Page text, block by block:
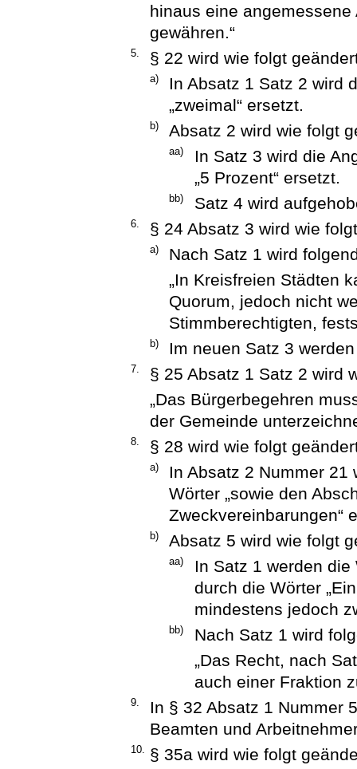
hinaus eine
gewähren.“
5. § 22 wird wie folgt
a)
In Absatz 1 Satz 2 wird
„zweimal“ ersetzt.
b) Absatz 2 wird wie folgt
aa)
In Satz 3 wird die
„5 Prozent“ ersetzt.
bb) Satz 4 wird
6. § 24 Absatz 3 wird wie
a)
Nach Satz 1 wird
„In Kreisfreien Städten
Quorum, jedoch nicht
Stimmberechtigten,
b) Im neuen Satz 3
7.
§ 25 Absatz 1 Satz 2 wird
„Das Bürgerbegehren
der Gemeinde
8. § 28 wird wie folgt
a)
In Absatz 2 Nummer 21
Wörter „sowie den
Zweckvereinbarungen“
b) Absatz 5 wird wie folgt
aa)
In Satz 1 werden die
durch die Wörter
mindestens jedoch
bb)
Nach Satz 1 wird
„Das Recht, nach
auch einer Fraktion
9.
In § 32 Absatz 1 Nummer
Beamten und
10. § 35a wird wie folgt